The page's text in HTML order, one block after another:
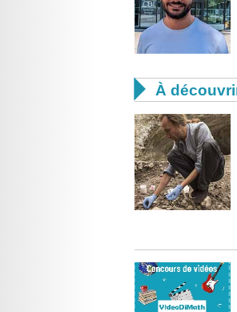
 À